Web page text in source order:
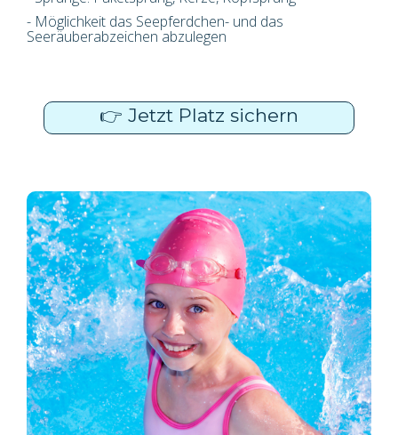
- Möglichkeit das Seepferdchen- und das
Seeräuberabzeichen abzulegen
👉 Jetzt Platz sichern